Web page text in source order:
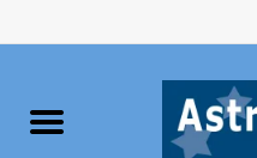
Home